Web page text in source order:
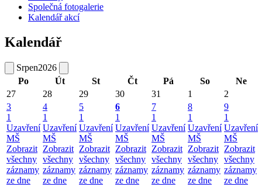
Společná fotogalerie
Kalendář akcí
Kalendář
Srpen2026
Po
Út St Čt Pá So
Ne
27
28 29 30 31 1
2
3
1
Uzavření
MŠ
Zobrazit
všechny
záznamy
ze dne
4
1
Uzavření
MŠ
Zobrazit
všechny
záznamy
ze dne
5
1
Uzavření
MŠ
Zobrazit
všechny
záznamy
ze dne
6
1
Uzavření
MŠ
Zobrazit
všechny
záznamy
ze dne
7
1
Uzavření
MŠ
Zobrazit
všechny
záznamy
ze dne
8
1
Uzavření
MŠ
Zobrazit
všechny
záznamy
ze dne
9
1
Uzavření
MŠ
Zobrazit
všechny
záznamy
ze dne